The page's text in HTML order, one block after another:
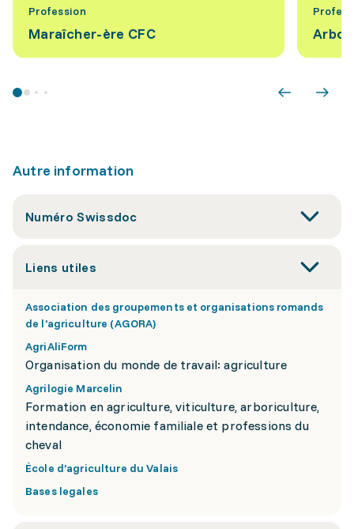
Profession
Maraîcher-ère CFC
Autre information
Numéro Swissdoc
Liens utiles
Association des groupements et organisations romands
de l'agriculture (AGORA)
AgriAliForm
Organisation du monde de travail: agriculture
Agrilogie Marcelin
Formation en agriculture, viticulture, arboriculture,
intendance, économie familiale et professions du
cheval
École d’agriculture du Valais
Bases legales